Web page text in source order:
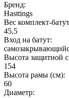
Бренд:
Hasttings
Вес комплект-
45,5
Вход на батут:
Высота защитной
154
Высота рамы (см):
60
Диаметр: